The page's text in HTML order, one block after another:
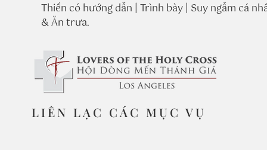
Thiền có hướng dẫn | Trình bày | Suy ngẫm cá
& Ăn trưa.
LIÊN LẠC CÁC MỤC VỤ